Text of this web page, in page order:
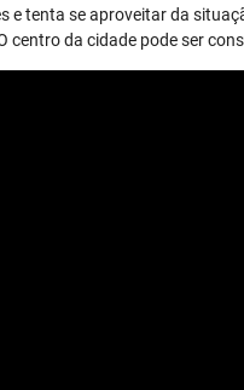
e tenta se aproveitar da
centro da cidade pode ser